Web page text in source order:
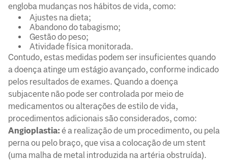
engloba mudanças nos hábitos de vida, como:
Ajustes na dieta;
Abandono do tabagismo;
Gestão do peso;
Atividade física monitorada.
Contudo, estas medidas podem ser insuficientes quando
a doença atinge um estágio avançado, conforme indicado
pelos resultados de exames. Quando a doença
subjacente não pode ser controlada por meio de
medicamentos ou alterações de estilo de vida,
procedimentos adicionais são considerados, como:
Angioplastia: é a realização de um procedimento, ou pela
perna ou pelo braço, que visa a colocação de um stent
(uma malha de metal introduzida na artéria obstruída).